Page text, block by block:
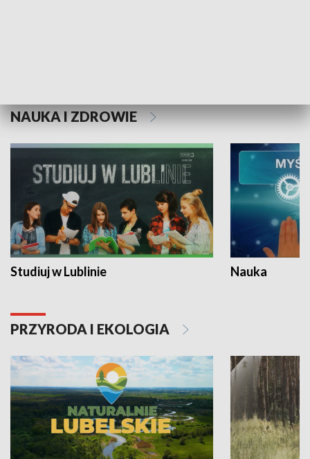
NAUKA I ZDROWIE
Studiuj w Lublinie Nauka
PRZYRODA I EKOLOGIA